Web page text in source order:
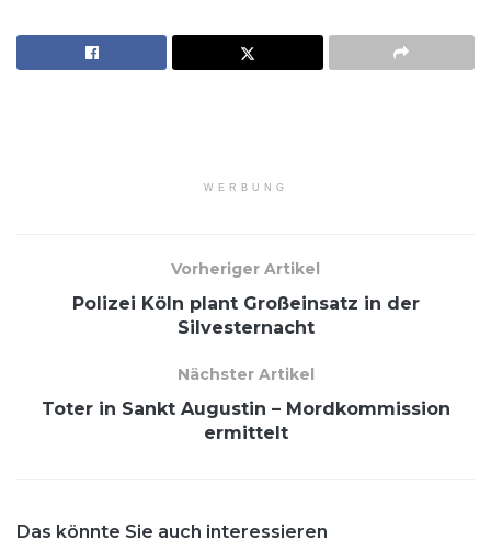
WERBUNG
Vorheriger Artikel
Polizei Köln plant Großeinsatz in der
Silvesternacht
Nächster Artikel
Toter in Sankt Augustin – Mordkommission
ermittelt
Das könnte Sie auch interessieren